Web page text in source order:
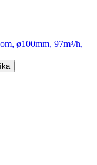
ø100mm, 97m³/h,